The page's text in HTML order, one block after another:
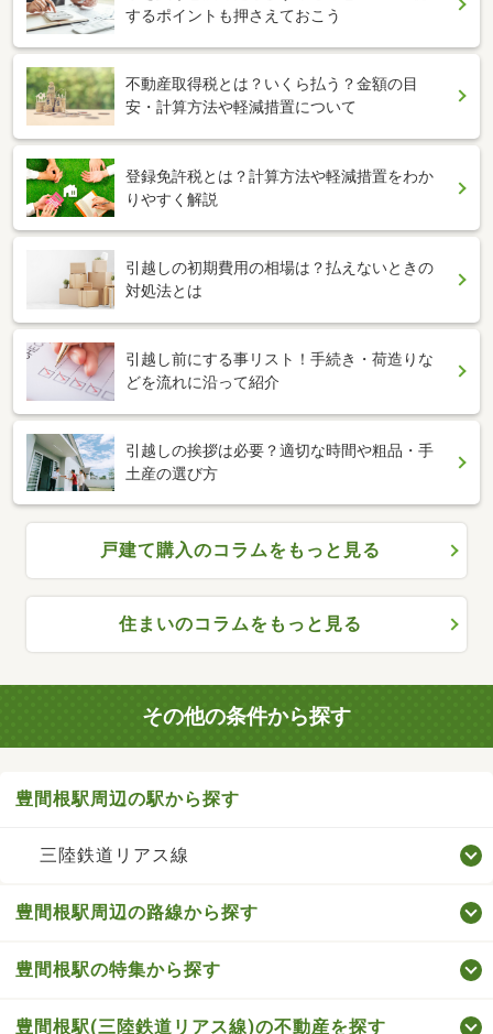
するポイントも押さえておこう
不動産取得税とは？いくら払う？金額の目
安・計算方法や軽減措置について
登録免許税とは？計算方法や軽減措置をわか
りやすく解説
引越しの初期費用の相場は？払えないときの
対処法とは
引越し前にする事リスト！手続き・荷造りな
どを流れに沿って紹介
引越しの挨拶は必要？適切な時間や粗品・手
土産の選び方
戸建て購入のコラムをもっと見る
住まいのコラムをもっと見る
その他の条件から探す
豊間根駅周辺の駅から探す
三陸鉄道リアス線
豊間根駅周辺の路線から探す
豊間根駅の特集から探す
豊間根駅(三陸鉄道リアス線)の不動産を探す